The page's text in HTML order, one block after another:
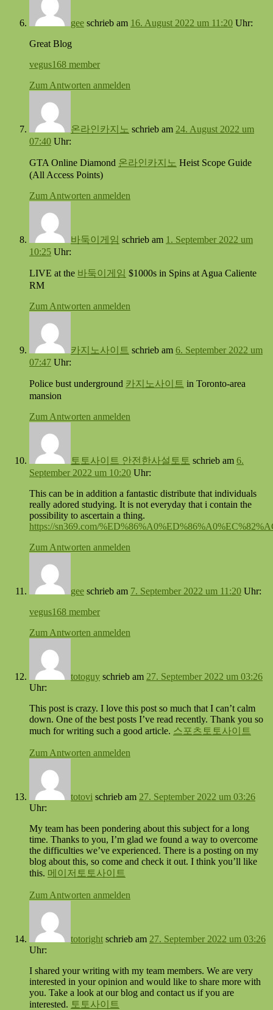
gee schrieb am 16. August 2022 um 11:20 Uhr:
Great Blog
vegus168 member
Zum Antworten anmelden
온라인카지노 schrieb am 24. August 2022 um
07:40 Uhr:
GTA Online Diamond 온라인카지노 Heist Scope Guide
(All Access Points)
Zum Antworten anmelden
바둑이게임 schrieb am 1. September 2022 um
10:25 Uhr:
LIVE at the 바둑이게임 $1000s in Spins at Agua Caliente
RM
Zum Antworten anmelden
카지노사이트 schrieb am 6. September 2022 um
07:47 Uhr:
Police bust underground 카지노사이트 in Toronto-area
mansion
Zum Antworten anmelden
토토사이트 안전한사설토토 schrieb am 6.
September 2022 um 10:20 Uhr:
This can be in addition a fantastic distribute that individuals
really adored studying. It is not everyday that i contain the
possibility to ascertain a thing.
https://sn369.com/
Zum Antworten anmelden
gee schrieb am 7. September 2022 um 11:20 Uhr:
vegus168 member
Zum Antworten anmelden
totoguy schrieb am 27. September 2022 um 03:26
Uhr:
This post is crazy. I love this post so much that I can’t calm
down. One of the best posts I’ve read recently. Thank you so
much for writing such a good article. 스포츠토토사이트
Zum Antworten anmelden
totovi schrieb am 27. September 2022 um 03:26
Uhr:
My team has been pondering about this subject for a long
time. Thanks to you, I’m glad we found a way to overcome
the difficulties we’ve experienced. There is a posting on my
blog about this, so come and check it out. I think you’ll like
this. 메이저토토사이트
Zum Antworten anmelden
totoright schrieb am 27. September 2022 um 03:26
Uhr:
I shared your writing with my team members. We are very
interested in your opinion and would like to share more with
you. Take a look at our blog and contact us if you are
interested. 토토사이트